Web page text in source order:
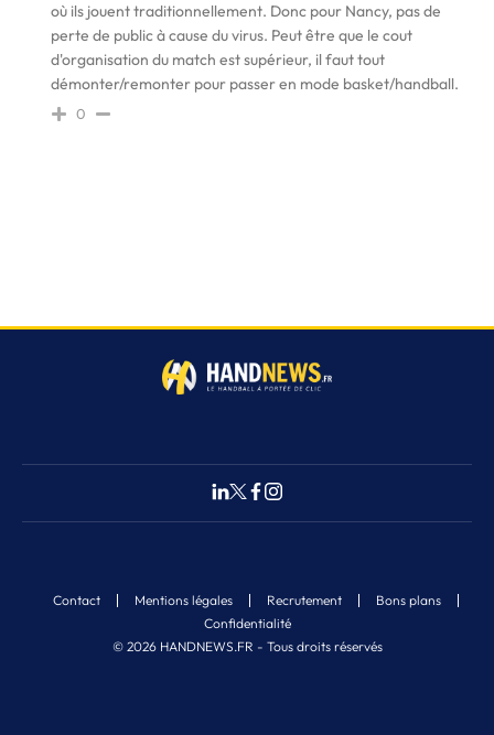
où ils jouent traditionnellement. Donc pour Nancy, pas de
perte de public à cause du virus. Peut être que le cout
d'organisation du match est supérieur, il faut tout
démonter/remonter pour passer en mode basket/handball.
0
© 2026 HANDNEWS.FR - Tous droits réservés
Contact Mentions légales Recrutement
Bons plans
Confidentialité